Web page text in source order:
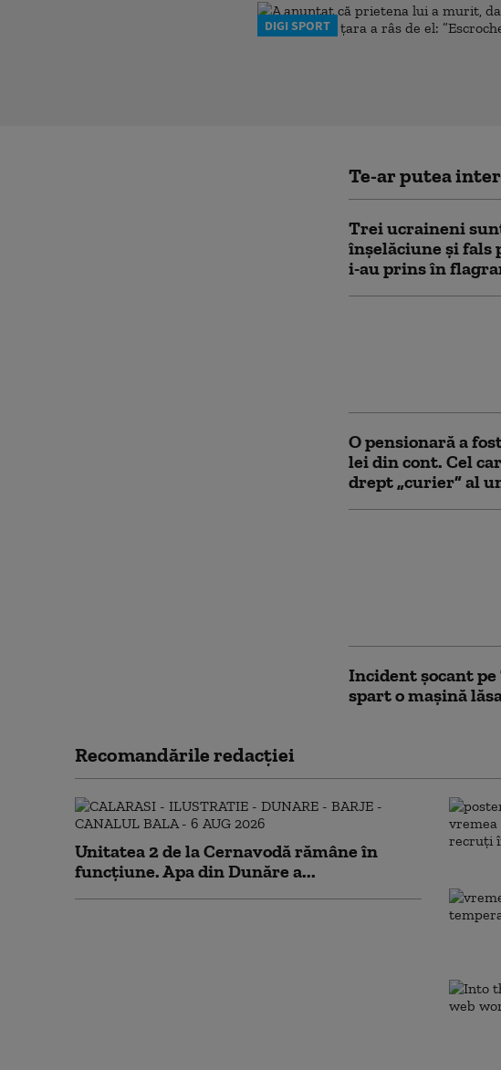
DIGI SPORT
Te-ar putea
Trei ucraineni
înşelăciune și fals
i-au prins în
O pensionară a
lei din cont. Cel
drept „curier” al
Incident șocant
spart o mașină
Recomandările redacţiei
Unitatea 2 de la Cernavodă rămâne în
funcțiune. Apa din Dunăre a...